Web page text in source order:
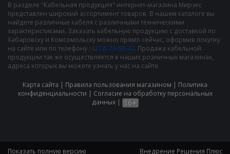
В разделе "Кабельная продукция" интернет-магазина Мирэкс
представлен широкий ассортимент товаров. В нашем каталоге вы
найдете различные кабеля с различными техническими
характеристиками. Заказать кабельную продукцию с доставкой по
Хабаровску и Комсомольску можно прямо сейчас, оформив покупку
на сайте или по телефону (4212) 73-60-42. Продажа кабельной
продукции так же осуществляется в наших розничных магазинах,
адреса которых вы можете узнать у нас на сайте.
Карта сайта | Правила пользования магазином | Политика
конфиденциальности | Cогласие на обработку персональных
данных|
Показать полную версию Внедрение Решения Плюс